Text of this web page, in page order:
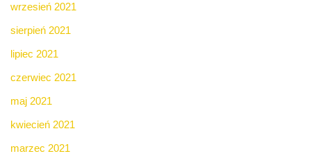
wrzesień 2021
sierpień 2021
lipiec 2021
czerwiec 2021
maj 2021
kwiecień 2021
marzec 2021